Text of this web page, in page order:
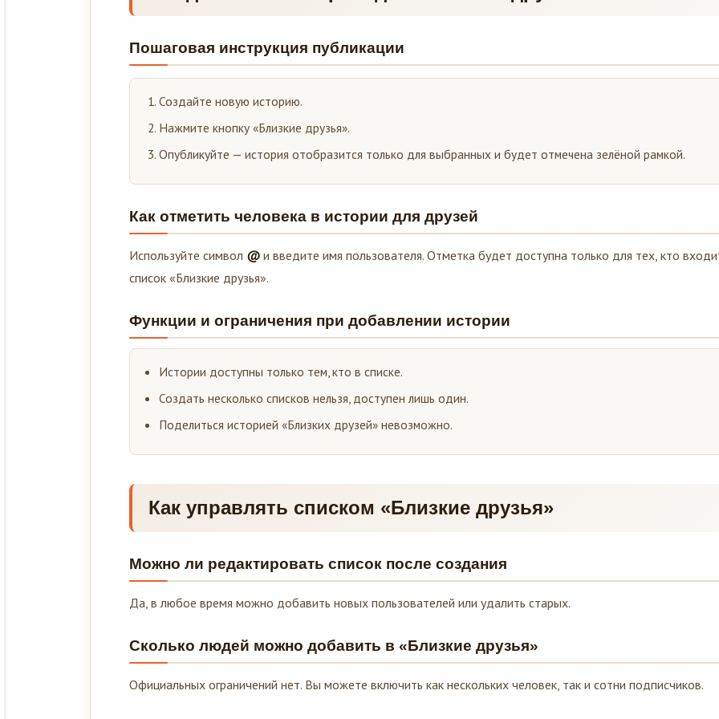
Пошаговая инструкция публикации
Создайте новую историю.
Нажмите кнопку «Близкие друзья».
Опубликуйте — история отобразится только для выбранных и будет отмечена зелёной рамкой.
Как отметить человека в истории для друзей
Используйте символ @ и введите имя пользователя. Отметка будет доступна только для тех, кто
список «Близкие друзья».
Функции и ограничения при добавлении истории
Истории доступны только тем, кто в списке.
Создать несколько списков нельзя, доступен лишь один.
Поделиться историей «Близких друзей» невозможно.
Как управлять списком «Близкие друзья»
Можно ли редактировать список после создания
Да, в любое время можно добавить новых пользователей или удалить старых.
Сколько людей можно добавить в «Близкие друзья»
Официальных ограничений нет. Вы можете включить как нескольких человек, так и сотни подписчиков.